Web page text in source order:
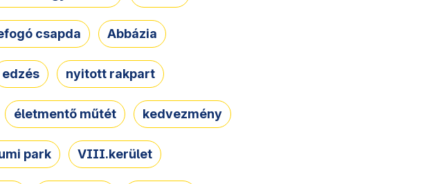
csapda Abbázia
edzés nyitott rakpart
életmentő műtét kedvezmény
park VIII.kerület